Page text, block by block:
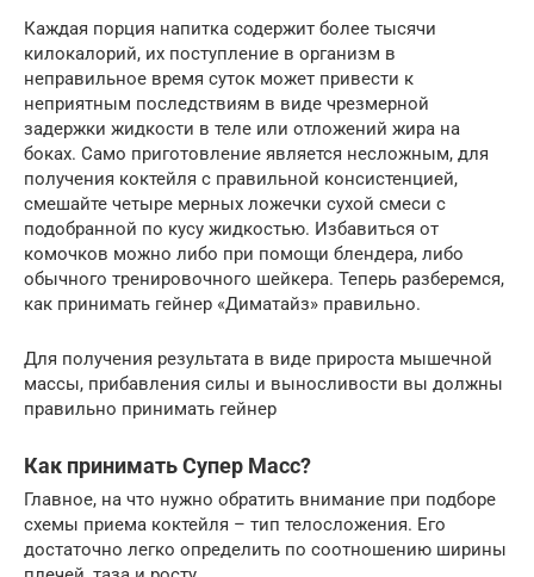
Каждая порция напитка содержит более тысячи
килокалорий, их поступление в организм в
неправильное время суток может привести к
неприятным последствиям в виде чрезмерной
задержки жидкости в теле или отложений жира на
боках. Само приготовление является несложным, для
получения коктейля с правильной консистенцией,
смешайте четыре мерных ложечки сухой смеси с
подобранной по кусу жидкостью. Избавиться от
комочков можно либо при помощи блендера, либо
обычного тренировочного шейкера. Теперь разберемся,
как принимать гейнер «Диматайз» правильно.
Для получения результата в виде прироста мышечной
массы, прибавления силы и выносливости вы должны
правильно принимать гейнер
Как принимать Супер Масс?
Главное, на что нужно обратить внимание при подборе
схемы приема коктейля – тип телосложения. Его
достаточно легко определить по соотношению ширины